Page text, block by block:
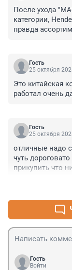
После ухода
категории,
правда
Гость
25 октября
Это китайская
работал очень
Гость
25 октября
отличные надо
чуть
прикупить что
Гость
Войти